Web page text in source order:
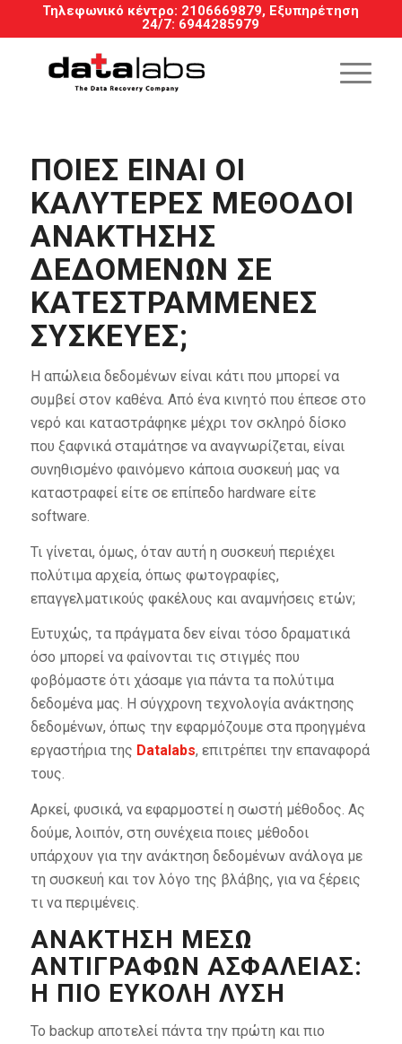
Τηλεφωνικό κέντρο: 2106669879, Εξυπηρέτηση
24/7: 6944285979
ΠΟΙΕΣ ΕΊΝΑΙ ΟΙ
ΚΑΛΎΤΕΡΕΣ ΜΈΘΟΔΟΙ
ΑΝΆΚΤΗΣΗΣ
ΔΕΔΟΜΈΝΩΝ ΣΕ
ΚΑΤΕΣΤΡΑΜΜΈΝΕΣ
ΣΥΣΚΕΥΈΣ;
Η απώλεια δεδομένων είναι κάτι που μπορεί να
συμβεί στον καθένα. Από ένα κινητό που έπεσε στο
νερό και καταστράφηκε μέχρι τον σκληρό δίσκο
που ξαφνικά σταμάτησε να αναγνωρίζεται, είναι
συνηθισμένο φαινόμενο κάποια συσκευή μας να
καταστραφεί είτε σε επίπεδο hardware είτε
software.
Τι γίνεται, όμως, όταν αυτή η συσκευή περιέχει
πολύτιμα αρχεία, όπως φωτογραφίες,
επαγγελματικούς φακέλους και αναμνήσεις ετών;
Ευτυχώς, τα πράγματα δεν είναι τόσο δραματικά
όσο μπορεί να φαίνονται τις στιγμές που
φοβόμαστε ότι χάσαμε για πάντα τα πολύτιμα
δεδομένα μας. Η σύγχρονη τεχνολογία ανάκτησης
δεδομένων, όπως την εφαρμόζουμε στα προηγμένα
εργαστήρια της Datalabs, επιτρέπει την επαναφορά
τους.
Αρκεί, φυσικά, να εφαρμοστεί η σωστή μέθοδος. Ας
δούμε, λοιπόν, στη συνέχεια ποιες μέθοδοι
υπάρχουν για την ανάκτηση δεδομένων ανάλογα με
τη συσκευή και τον λόγο της βλάβης, για να ξέρεις
τι να περιμένεις.
ΑΝΆΚΤΗΣΗ ΜΈΣΩ
ΑΝΤΙΓΡΆΦΩΝ ΑΣΦΑΛΕΊΑΣ:
Η ΠΙΟ ΕΎΚΟΛΗ ΛΎΣΗ
Το backup αποτελεί πάντα την πρώτη και πιο